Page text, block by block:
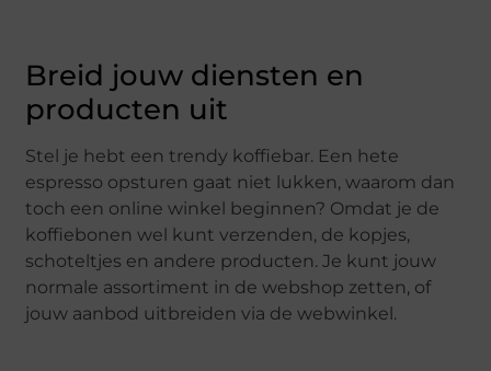
Breid jouw diensten en
producten uit
Stel je hebt een trendy koffiebar. Een hete
espresso opsturen gaat niet lukken, waarom dan
toch een online winkel beginnen? Omdat je de
koffiebonen wel kunt verzenden, de kopjes,
schoteltjes en andere producten. Je kunt jouw
normale assortiment in de webshop zetten, of
jouw aanbod uitbreiden via de webwinkel.